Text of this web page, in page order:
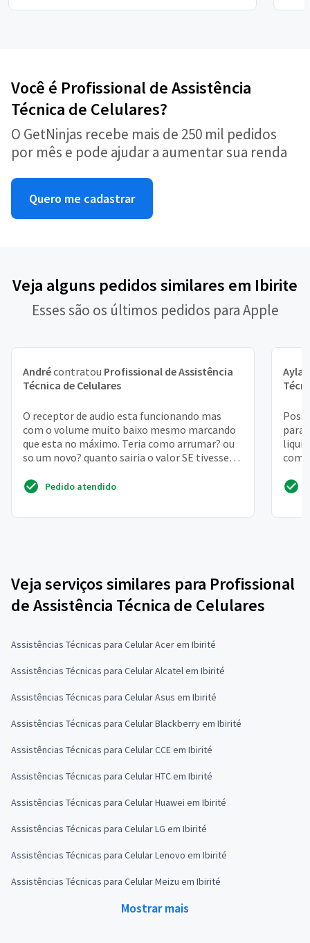
Você é Profissional de Assistência
Técnica de Celulares?
O GetNinjas recebe mais de 250 mil pedidos
por mês e pode ajudar a aumentar sua renda
Quero me cadastrar
Veja alguns pedidos similares em Ibirite
Esses são os últimos pedidos para Apple
Andrécontratou Profissional de Assistência
Técnica de Celulares
O receptor de audio esta funcionando mas
com o volume muito baixo mesmo marcando
que esta no máximo. Teria como arrumar? ou
so um novo? quanto sairia o valor SE tivesse
Pedido atendido
Ayla
para
Veja serviços similares para Profissional
de Assistência Técnica de Celulares
Assistências Técnicas para Celular Acer em Ibirité
Assistências Técnicas para Celular Alcatel em Ibirité
Assistências Técnicas para Celular Asus em Ibirité
Assistências Técnicas para Celular Blackberry em Ibirité
Assistências Técnicas para Celular CCE em Ibirité
Assistências Técnicas para Celular HTC em Ibirité
Assistências Técnicas para Celular Huawei em Ibirité
Assistências Técnicas para Celular LG em Ibirité
Assistências Técnicas para Celular Lenovo em Ibirité
Assistências Técnicas para Celular Meizu em Ibirité
Mostrar mais